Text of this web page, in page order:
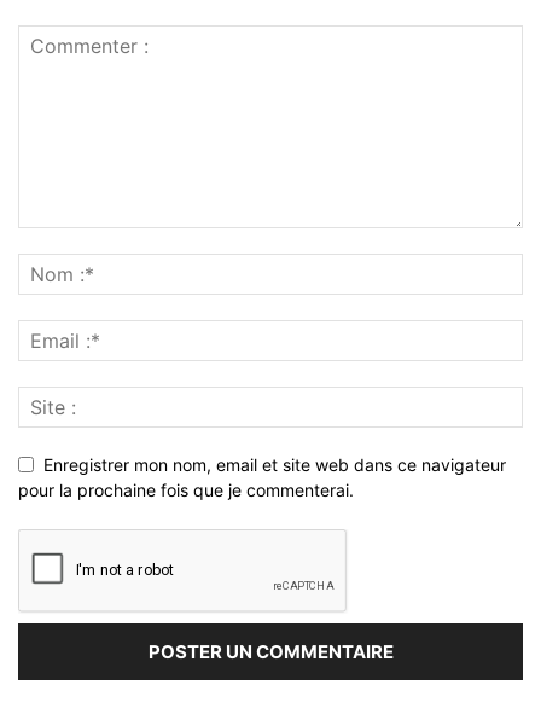
Enregistrer mon nom, email et site web dans ce navigateur
pour la prochaine fois que je commenterai.